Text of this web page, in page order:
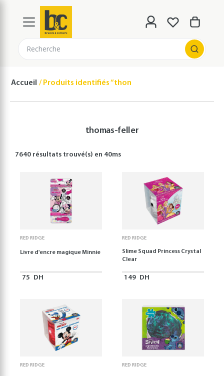
Recherche
Accueil Produits identifiés “thomas-feller”
thomas-feller
7640 résultats trouvé(s) en 40ms
RED RIDGE
Livre d'encre magique Minnie
75 DH
RED RIDGE
Slime Squad Princess Crystal
Clear
149 DH
RED RIDGE RED RIDGE